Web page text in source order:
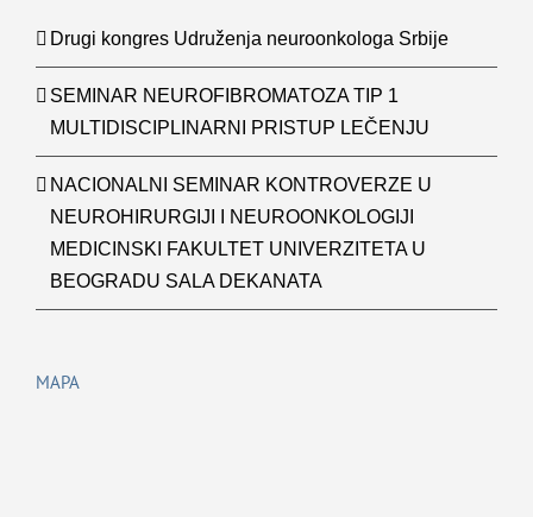
Drugi kongres Udruženja neuroonkologa Srbije
SEMINAR NEUROFIBROMATOZA TIP 1
MULTIDISCIPLINARNI PRISTUP LEČENJU
NACIONALNI SEMINAR KONTROVERZE U
NEUROHIRURGIJI I NEUROONKOLOGIJI
MEDICINSKI FAKULTET UNIVERZITETA U
BEOGRADU SALA DEKANATA
MAPA